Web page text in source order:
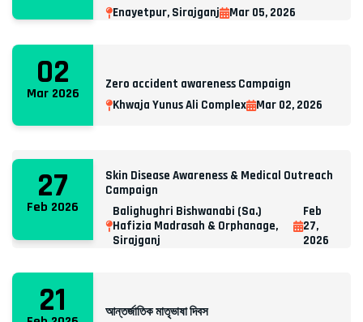
Enayetpur, Sirajganj
Mar 05, 2026
02
Mar 2026
Zero accident awareness Campaign
Khwaja Yunus Ali Complex
Mar 02, 2026
27
Feb 2026
Skin Disease Awareness & Medical Outreach
Campaign
Balighughri Bishwanabi (Sa.)
Hafizia Madrasah & Orphanage,
Sirajganj
Feb
27,
2026
21
আন্তর্জাতিক মাতৃভাষা দিবস